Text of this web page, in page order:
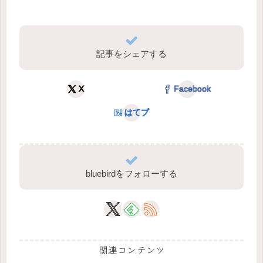
記事をシェアする
X Facebook
はてブ
bluebirdをフォローする
関連コンテンツ